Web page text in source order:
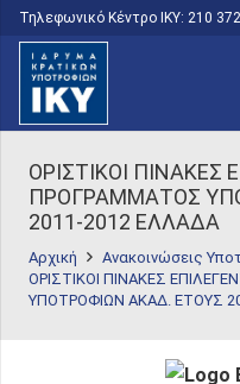
Τηλεφωνικό Κέντρο IKY: 210
ΟΡΙΣΤΙΚΟΙ
ΠΡΟΓΡΑΜΜΑΤΟΣ
2011-2012 ΕΛΛΑΔΑ
Αρχική
Ανακοινώσεις
ΟΡΙΣΤΙΚΟΙ ΠΙΝΑΚΕΣ
ΥΠΟΤΡΟΦΙΩΝ ΑΚΑΔ. ΕΤΟΥΣ